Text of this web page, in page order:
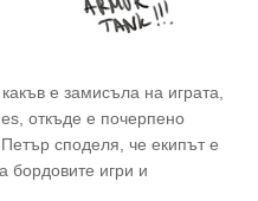
е замисъла на играта,
откъде е почерпено
споделя, че екипът е
бордовите игри и